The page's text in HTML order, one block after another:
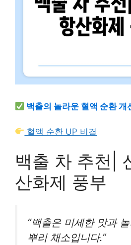
백출의 놀라운 혈액 순환 개
혈액 순환 UP 비결
백출 차 추천|
산화제 풍부
“백출은 미세한 맛과
뿌리 채소입니다.”